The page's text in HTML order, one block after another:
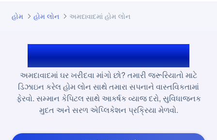
હોમ હોમ લોન અમદાવાદમાં હોમ લોન
અમદાવાદમાં હોમ લોન
અમદાવાદમાં ઘર ખરીદવા માંગો છો? તમારી જરૂરિયાતો માટે
ડિઝાઇન કરેલ હોમ લોન સાથે તમારા સપનાને વાસ્તવિકતામાં
ફેરવો. સમ્માન કેપિટલ સાથે આકર્ષક વ્યાજ દરો, સુવિધાજનક
મુદત અને સરળ એપ્લિકેશન પ્રક્રિયા મેળવો.